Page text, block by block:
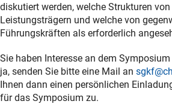
diskutiert werden, welche Strukturen
Leistungsträgern und welche von
Führungskräften als erforderlich
Sie haben Interesse an dem
ja, senden Sie bitte eine Mail an
Ihnen dann einen persönlichen
für das Symposium zu.